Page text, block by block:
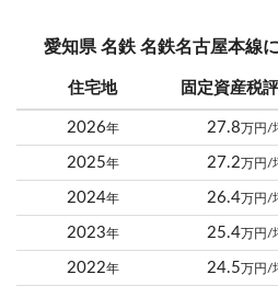
愛知県 名鉄 名鉄名古屋本線
住宅地 固定資産税
2026年 27.8万円/
2025年 27.2万円/
2024年 26.4万円/
2023年 25.4万円/
2022年 24.5万円/